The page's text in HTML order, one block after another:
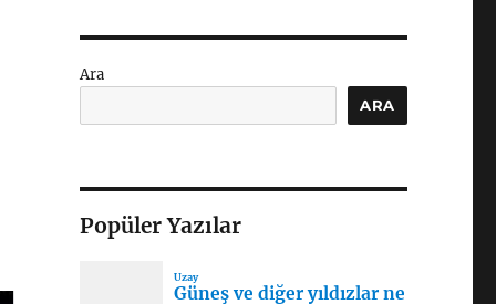
Ara
ARA
Popüler Yazılar